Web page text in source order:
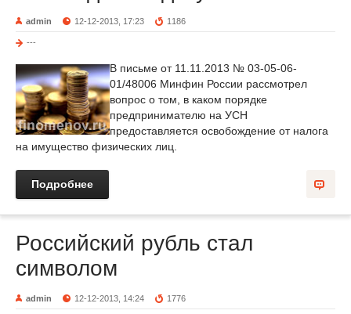
admin 12-12-2013, 17:23 1186
---
В письме от 11.11.2013 № 03-05-06-
01/48006 Минфин России рассмотрел
вопрос о том, в каком порядке
предпринимателю на УСН
предоставляется освобождение от налога
на имущество физических лиц.
Подробнее
Российский рубль стал
символом
admin 12-12-2013, 14:24 1776